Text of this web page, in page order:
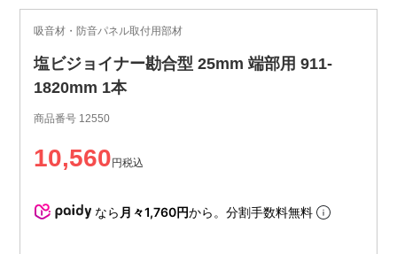
吸音材・防音パネル取付用部材
塩ビジョイナー勘合型 25mm 端部用 911-
1820mm 1本
商品番号 12550
10,560 税込
なら 月々1,760円から。分割手数料無料